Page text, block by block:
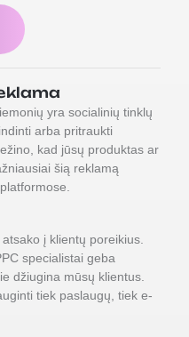
yra socialinių tinklų
arba pritraukti
kad jūsų produktas ar
šią reklamą
į klientų poreikius.
specialistai geba
džiugina mūsų klientus.
tiek paslaugų, tiek e-